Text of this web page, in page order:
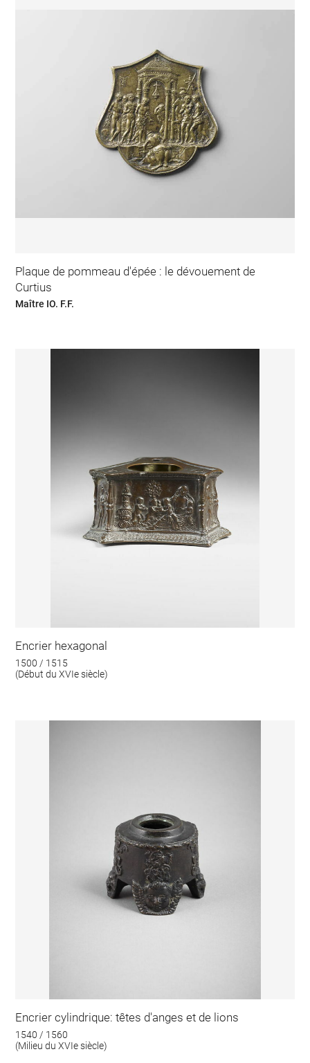
Plaque de pommeau d'épée : le dévouement de
Curtius
Maître IO. F.F.
Encrier hexagonal
1500 / 1515
(Début du XVIe siècle)
Encrier cylindrique: têtes d'anges et de lions
1540 / 1560
(Milieu du XVIe siècle)